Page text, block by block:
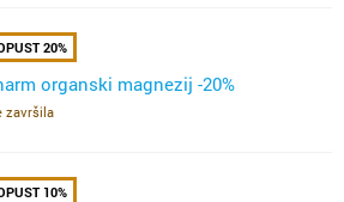
20%
organski magnezij -20%
završila
10%